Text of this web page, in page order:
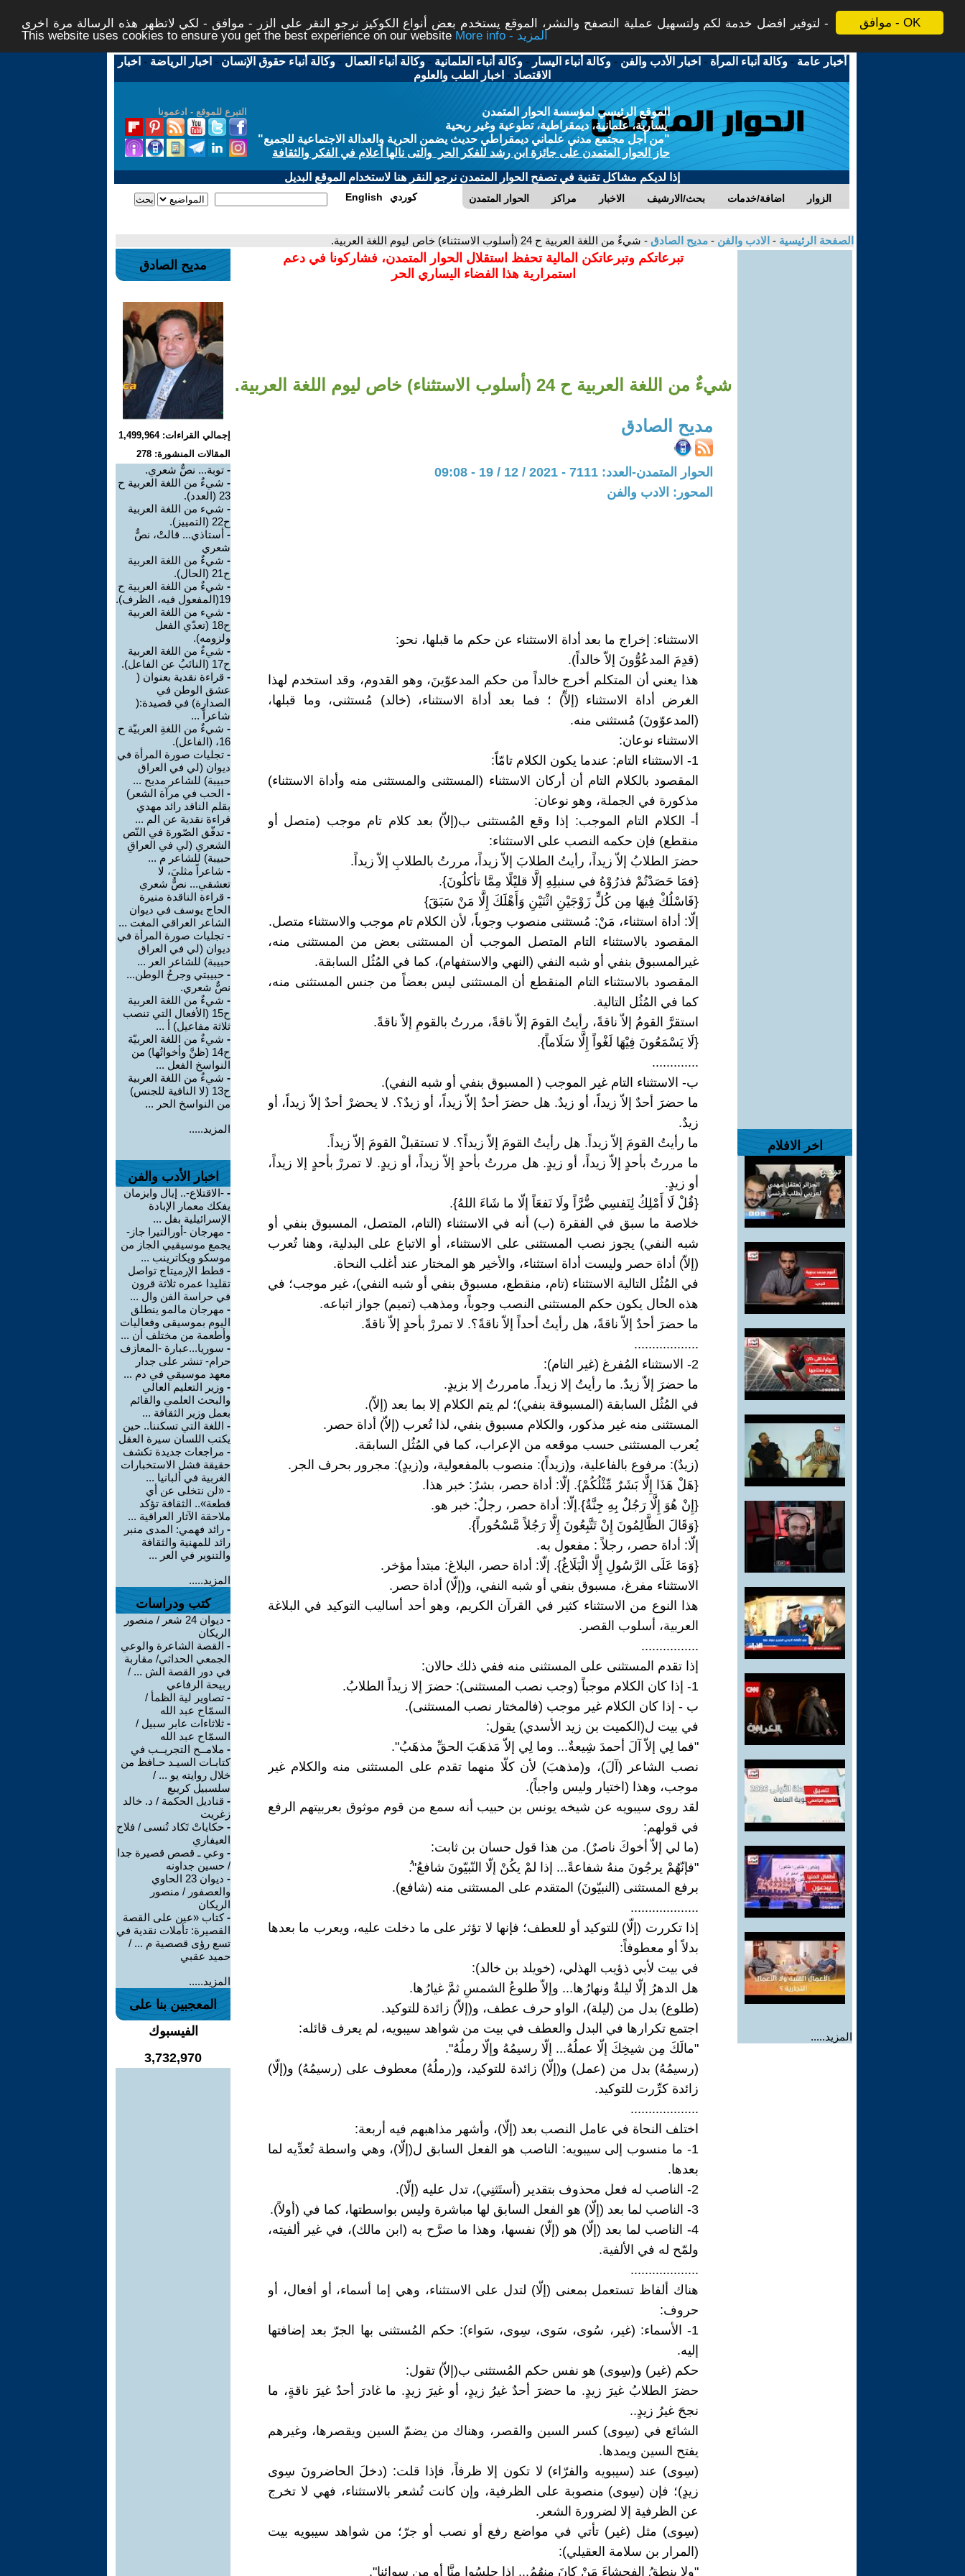
موافق - OK
لتوفير افضل خدمة لكم ولتسهيل عملية التصفح والنشر، الموقع يستخدم بعض أنواع الكوكيز نرجو النقر على الزر - موافق - لكي لاتظهر هذه الرسالة مرة اخرى -
This website uses cookies to ensure you get the best experience on our website
More info - المزيد
أخبار عامة -وكالة أنباء المرأة - اخبار الأدب والفن -وكالة أنباء اليسار -وكالة أنباء العلمانية -وكالة أنباء العمال -وكالة أنباء حقوق الإنسان - اخبار الرياضة - اخبار
الاقتصاد - اخبار الطب والعلوم
التبرع للموقع - ادعمونا
الموقع الرئيسي لمؤسسة الحوار المتمدن
يسارية، علمانية، ديمقراطية، تطوعية وغير ربحية
"من أجل مجتمع مدني علماني ديمقراطي حديث يضمن الحرية والعدالة الاجتماعية للجميع"
حاز الحوار المتمدن على جائزة ابن رشد للفكر الحر والتى نالها أعلام في الفكر والثقافة
إذا لديكم مشاكل تقنية في تصفح الحوار المتمدن نرجو النقر هنا لاستخدام الموقع البديل
الحوار المتمدن مراكز الاخبار بحث/الارشيف اضافة/خدمات الزوار English كوردي
الصفحة الرئيسية - الادب والفن - مديح الصادق - شيءٌ من اللغة العربية ح 24 (أسلوب الاستثناء) خاص ليوم اللغة العربية.
اخر الافلام
المزيد.....
تبرعاتكم وتبرعاتكن المالية تحفظ استقلال الحوار المتمدن، فشاركونا في دعم
استمرارية هذا الفضاء اليساري الحر
شيءٌ من اللغة العربية ح 24 (أسلوب الاستثناء) خاص ليوم اللغة العربية.
مديح الصادق
الحوار المتمدن-العدد: 7111 - 2021 / 12 / 19 - 09:08
المحور: الادب والفن
‏الاستثناء: إخراج ما بعد أداة الاستثناء عن حكم ما قبلها، نحو:
(قدِمَ المدعُوُّونَ إلاّ خالداً).
هذا يعني أن المتكلم أخرج خالداً من حكم المدعوّينَ، وهو القدوم، وقد استخدم لهذا
الغرض أداة الاستثناء (إلآّ) ؛ فما بعد أداة الاستثناء، (خالد) مُستثنى، وما قبلها،
(المدعوّونَ) مُستثنى منه.
الاستثناء نوعان:
1- الاستثناء التام: عندما يكون الكلام تامّاً:
المقصود بالكلام التام أن أركان الاستثناء (المستثنى والمستثنى منه وأداة الاستثناء)
مذكورة في الجملة، وهو نوعان:
أ- الكلام التام الموجب: إذا وقع المُستثنى ب(إلاّ) بعد كلام تام موجب (متصل أو
منقطع) فإن حكمه النصب على الاستثناء:
حضرَ الطلابُ إلاّ زيداً، رأيتُ الطلابَ إلاّ زيداً، مررتُ بالطلابِ إلاّ زيداً.
{فمَا حَصَدْتُمْ فذرُوْهُ في سنبلِهِ إلَّا قليْلًا مِمَّا تأكلُونَ}.
{فَاسْلُكْ فِيهَا مِن كُلٍّ زَوْجَيْنِ اثْنَيْنِ وَأَهْلَكَ إِلَّا مَنْ سَبَقَ}
إلّا: أداة استثناء، مَنْ: مُستثنى منصوب وجوباً، لأن الكلام تام موجب والاستثناء متصل.
المقصود بالاستثناء التام المتصل الموجب أن المستثنى بعض من المستثنى منه،
غيرالمسبوق بنفي أو شبه النفي (النهي والاستفهام)، كما في المُثُل السابقة.
المقصود بالاستثناء التام المنقطع أن المستثنى ليس بعضاً من جنس المستثنى منه،
كما في المُثُل التالية.
استقرَّ القومُ إلاّ ناقةً، رأيتُ القومَ إلاّ ناقةً، مررتُ بالقومِ إلاّ ناقةً.
{لَا يَسْمَعُونَ فِيْهَا لَغْواً إِلَّا سَلَاماً}.
.............
ب- الاستثناء التام غير الموجب ( المسبوق بنفي أو شبه النفي).
ما حضرَ أحدٌ إلاّ زيداً، أو زيدٌ. هل حضرَ أحدٌ إلاّ زيداً، أو زيدٌ؟. لا يحضرْ أحدٌ إلاّ زيداً، أو
زيدٌ.
ما رأيتُ القومَ إلاّ زيداً. هل رأيتُ القومَ إلاّ زيداً؟. لا تستقبلْ القومَ إلاّ زيداً.
ما مررتُ بأحدٍ إلاّ زيداً، أو زيدٍ. هل مررتُ بأحدٍ إلاّ زيداً، أو زيدٍ. لا تمررْ بأحدٍ إلا زيداً،
أو زيدٍ.
{قُلْ لَا أَمْلِكُ لِنَفسِي ضُّرَّاً ولَا نَفعَاً إلّا ما شَاءَ اللهُ}.
خلاصة ما سبق في الفقرة (ب) أنه في الاستثناء (التام، المتصل، المسبوق بنفي أو
شبه النفي) يجوز نصب المستثنى على الاستثناء، أو الاتباع على البدلية، وهنا تُعرب
(إلاّ) أداة حصر وليست أداة استثناء، والأخير هو المختار عند أغلب النحاة.
في المُثُل التالية الاستثناء (تام، منقطع، مسبوق بنفي أو شبه النفي)، غير موجب؛ في
هذه الحال يكون حكم المستثنى النصب وجوباً، ومذهب (تميم) جواز اتباعه.
ما حضرَ أحدٌ إلاّ ناقةً، هل رأيتُ أحداً إلاّ ناقةً؟. لا تمررْ بأحدٍ إلاّ ناقةً.
..................
2- الاستثناء المُفرغ (غير التام):
ما حضرَ إلاّ زيدٌ. ما رأيتُ إلا زيداً. مامررتُ إلا بزيدٍ.
في المُثُل السابقة (المسبوقة بنفي)؛ لم يتم الكلام إلا بما بعد (إلاّ).
المستثنى منه غير مذكور، والكلام مسبوق بنفي، لذا تُعرب (إلاّ) أداة حصر.
يُعرب المستثنى حسب موقعه من الإعراب، كما في المُثُل السابقة.
(زيدٌ): مرفوع بالفاعلية، و(زيداً): منصوب بالمفعولية، و(زيدٍ): مجرور بحرف الجر.
{هَلْ هَذَا إِلَّا بَشَرٌ مِّثْلُكُمْ}. إلّا: أداة حصر، بشرٌ: خبر هذا.
{إِنْ هُوَ إِلَّا رَجُلٌ بِهِ جِنَّةٌ}.إلّا: أداة حصر، رجلٌ: خبر هو.
{وَقَالَ الظَّالِمُونَ إِنْ تَتَّبِعُونَ إِلَّا رَجُلاً مَّسْحُوراً}.
إلّا: أداة حصر، رجلاً : مفعول به.
{وَمَا عَلَى الرَّسُولِ إِلَّا الْبَلَاغُ}. إلّا: أداة حصر، البلاغ: مبتدأ مؤخر.
الاستثناء مفرغ، مسبوق بنفي أو شبه النفي، و(إلّا) أداة حصر.
هذا النوع من الاستثناء كثير في القرآن الكريم، وهو أحد أساليب التوكيد في البلاغة
العربية، أسلوب القصر.
................
إذا تقدم المستثنى على المستثنى منه ففي ذلك حالان:
1- إذا كان الكلام موجباً (وجب نصب المستثنى): حضرَ إلا زيداً الطلابُ.
ب - إذا كان الكلام غير موجب (فالمختار نصب المستثنى).
في بيت ل(الكميت بن زيد الأسدي) يقول:
"فما لِي إلاّ آلَ أحمدَ شِيعةٌ... وما لِي إلاّ مَذهَبَ الحقِّ مذهَبُ".
نصب الشاعر (آلَ)، و(مذهبَ) لأن كلّا منهما تقدم على المستثنى منه والكلام غير
موجب، وهذا (اختيار وليس واجباً).
لقد روى سيبويه عن شيخه يونس بن حبيب أنه سمع من قوم موثوق بعربيتهم الرفع
في قولهم:
(ما لي إلاّ أخوكَ ناصرٌ). من هذا قول حسان بن ثابت:
"فإنّهُمْ يرجُونَ منهُ شفاعةً... إذا لمْ يكُنْ إلّا النّبيّونَ شافعُ".‌ُ
برفع المستثنى (النبيّونَ) المتقدم على المستثنى منه (شافع).
...................
إذا تكررت (إلّا) للتوكيد أو للعطف؛ فإنها لا تؤثر على ما دخلت عليه، ويعرب ما بعدها
بدلاً أو معطوفاً:
في بيت لأبي ذؤيب الهذلي، (خويلد بن خالد):
هل الدهرُ إلّا ليلةٌ ونهارُها... وإلاّ طلوعُ الشمسِ ثمَّ غيارُها.
(طلوع) بدل من (ليلة)، الواو حرف عطف، و(إلاّ) زائدة للتوكيد.
اجتمع تكرارها في البدل والعطف في بيت من شواهد سيبويه، لم يعرف قائله:
"مالَكَ مِن شيخِكَ إلّا عملُهُ... إلّا رسيمُهُ وإلّا رملُهُ".
(رسيمُهُ) بدل من (عمل) و(إلّا) زائدة للتوكيد، و(رملُهُ) معطوف على (رسيمُهُ) و(إلّا)
زائدة كرِّرت للتوكيد.
...................
اختلف النحاة في عامل النصب بعد (إلّا)، وأشهر مذاهبهم فيه أربعة:
1- ما منسوب إلى سيبويه: الناصب هو الفعل السابق ل(إلّا)، وهي واسطة تُعدِّيه لما
بعدها.
2- الناصب له فعل محذوف بتقدير (أستَثنِي)، تدل عليه (إلّا).
3- الناصب لما بعد (إلّا) هو الفعل السابق لها مباشرة وليس بواسطتها، كما في (أولاً).
4- الناصب لما بعد (إلّا) هو (إلّا) نفسها، وهذا ما صرَّح به (ابن مالك)، في غير ألفيته،
ولمّح له في الألفية.
...................
هناك ألفاظ تستعمل بمعنى (إلّا) لتدل على الاستثناء، وهي إما أسماء، أو أفعال، أو
حروف:
1- الأسماء: (غير، سُوى، سَوى، سِوى، سَواء): حكم المُستثنى بها الجرّ بعد إضافتها
إليه.
حكم (غير) و(سِوى) هو نفس حكم المُستثنى ب(إلاّ) تقول:
حضرَ الطلابُ غيرَ زيدٍ. ما حضرَ أحدٌ غيرُ زيدٍ، أو غيرَ زيدٍ. ما غادرَ أحدٌ غيرَ ناقةٍ، ما
نجحَ غيرُ زيدٍ..
الشائع في (سِوى) كسر السين والقصر، وهناك من يضمّ السين ويقصرها، وغيرهم
يفتح السين ويمدها.
(سِوى) عند (سيبويه والفرّاء) لا تكون إلا ظرفاً، فإذا قلت: (دخلَ الحاضرونَ سِوى
زيدٍ)؛ فإن (سِوى) منصوبة على الظرفية، وإن كانت تُشعر بالاستثناء، فهي لا تخرج
عن الظرفية إلا لضرورة الشعر.
(سِوى) مثل (غير) تأتي في مواضع رفع أو نصب أو جرّ؛ من شواهد سيبويه بيت
(المرار بن سلامة العقيلي):
"ولا ينطِقُ الفحشاءَ مَنْ كانَ مِنهُمُ... إذا جلسُوا مِنَّا أو مِن سِوائِنا".
مديح الصادق
إجمالي القراءات: 1,499,964
المقالات المنشورة: 278
- توبة... نصٌّ شعري.
- شيءٌ من اللغة العربية ح
23 (العدد).
- شيء من اللغة العربية
ح22 (التمييز).
- أستاذي... قالتْ، نصٌّ
شعري
- شيءٌ من اللغة العربية
ح21 (الحال).
- شيءٌ من اللغة العربية ح
19(المفعول فيه، الظرف).
- شيء من اللغة العربية
ح18 (تعدّي الفعل
ولزومه).
- شيءٌ من اللغة العربية
ح17 (النائبُ عن الفاعل).
- قراءة نقدية بعنوان (
عشق الوطن في
الصدارة) في قصيدة:(
شاعراً ...
- شيءٌ من اللغةِ العربيّة ح
16، (الفاعل).
- تجليات صورة المرأة في
ديوان (لي في العراق
حبيبة) للشاعر مديح ...
- الحب في مرآة الشعر)
بقلم الناقد رائد مهدي
قراءة نقدية عن الم ...
- تدفّق الصّورة في النّص
الشعري (لي في العراقِ
حبيبة) للشاعر م ...
- شاعراً مثليَ، لا
تعشقي... نصٌّ شعري
- قراءة الناقدة منيرة
الحاج يوسف في ديوان
الشاعر العراقي المغت ...
- تجليات صورة المرأة في
ديوان (لي في العراق
حبيبة) للشاعر العر ...
- حبيبتي وجرحُ الوطن...
نصٌّ شعري.
- شيءٌ من اللغة العربية
ح15 (الأفعال التي تنصب
ثلاثة مفاعيل) أ ...
- شيءٌ من اللغة العربيّة
ح14 (ظنَّ وأخواتُها) من
النواسخ الفعل ...
- شيءٌ من اللغة العربية
ح13 (لا النافية للجنس)
من النواسخ الحر ...
المزيد.....
اخبار الأدب والفن
- -الاقتلاع-.. إيال وايزمان
يفكك معمار الإبادة
الإسرائيلية بفل ...
- مهرجان -أورالتيرا جاز-
يجمع موسيقيي الجاز من
موسكو ويكاترينب ...
- قطط الإرميتاج تواصل
تقليدا عمره ثلاثة قرون
في حراسة الفن وال ...
- مهرجان مالمو ينطلق
اليوم بموسيقى وفعاليات
وأطعمة من مختلف أن ...
- سوريا...عبارة -المعازف
حرام- تنشر على جدار
معهد موسيقي في دم ...
- وزير التعليم العالي
والبحث العلمي والقائم
بعمل وزير الثقافة ...
- اللغة التي تسكننا.. حين
يكتب اللسان سيرة العقل
- مراجعات جديدة تكشف
حقيقة فشل الاستخبارات
الغربية في ألبانيا ...
- «لن نتخلى عن أي
قطعة».. الثقافة تؤكد
ملاحقة الآثار العراقية ...
- رائد فهمي: المدى منبر
رائد للمهنية والثقافة
والتنوير في العر ...
المزيد.....
كتب ودراسات
-
ديوان 24 شعر / منصور
الريكان
- القصة الشاعرة والوعي
الجمعي الحداثي/ مقاربة
في دور القصة الش ... /
ربيحة الرفاعي
- تصاوير لية الظمأ /
السمّاح عبد الله
- ثلاثاءات عابر سبيل /
السمّاح عبد الله
- ملامــح التجريــب في
كتابـات السيـد حـافظ من
خلال روايته يو ... /
سلسبيل كريبع
- قناديل الحكمة / د. خالد
زغريت
- حكاياتْ تَكاد تُنسى / فلاح
العيفاري
- وعي ـ قصص قصيرة جدا
/ حسين جداونه
-
ديوان 23 الحاوي
والعصفور / منصور
الريكان
-كتاب «عين على القصة
القصيرة: تأملات نقدية في
تسع رؤى قصصية م ... /
حميد عقبي
المزيد.....
المعجبين بنا على
الفيسبوك
3,732,970